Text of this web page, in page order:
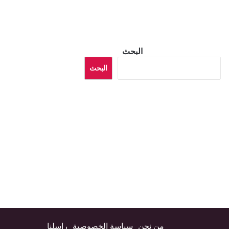
البحث
البحث
من نحن سياسة الخصوصية راسلنا